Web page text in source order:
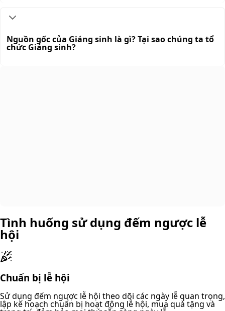
Nguồn gốc của Giáng sinh là gì? Tại sao chúng ta tổ
chức Giáng sinh?
Tình huống sử dụng đếm ngược lễ
hội
Chuẩn bị lễ hội
Sử dụng đếm ngược lễ hội theo dõi các ngày lễ quan trọng,
lập kế hoạch chuẩn bị hoạt động lễ hội, mua quà tặng và